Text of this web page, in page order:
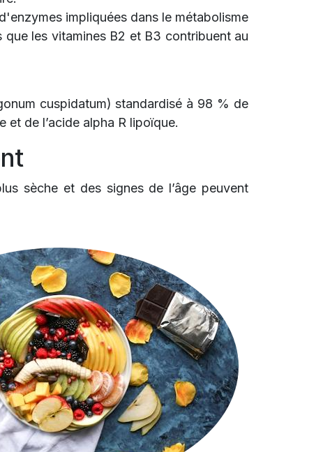
impliquées dans le métabolisme
les vitamines B2 et B3 contribuent au
cuspidatum) standardisé à 98 % de
de l’acide alpha R lipoïque.
sèche et des signes de l’âge peuvent